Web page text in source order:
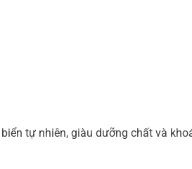
tự nhiên, giàu dưỡng chất và